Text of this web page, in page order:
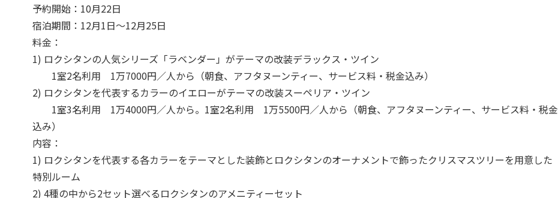
予約開始：10月22日
宿泊期間：12月1日～12月25日
料金：
1) ロクシタンの人気シリーズ「ラベンダー」がテーマの改装デラックス・ツイン
1室2名利用 1万7000円／人から（朝食、アフタヌーンティー、サービス料・税金込み）
2) ロクシタンを代表するカラーのイエローがテーマの改装スーペリア・ツイン
1室3名利用 1万4000円／人から。1室2名利用 1万5500円／人から（朝食、アフタヌーンティー、サービス料・税金
込み）
内容：
1) ロクシタンを代表する各カラーをテーマとした装飾とロクシタンのオーナメントで飾ったクリスマスツリーを用意した
特別ルーム
2) 4種の中から2セット選べるロクシタンのアメニティーセット